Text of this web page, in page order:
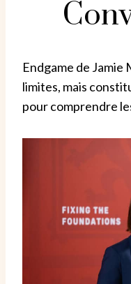
Endgame de
limites, mais
pour comprendre